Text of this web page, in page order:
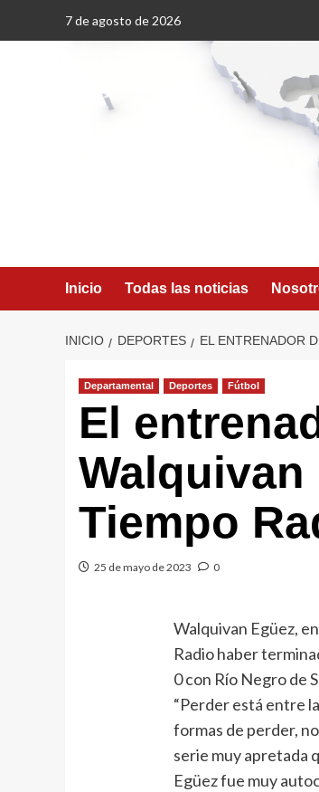
7 de agosto de 2026
Inicio Todas las noticias
INICIO DEPORTES EL ENTRENADOR
Departamental Deportes Fútbol
El
Walquivan
Tiempo
25 de mayo de 2023 0
Walquivan Egüez,
Radio haber
0 con Río Negro de
“Perder está entre
formas de perder,
serie muy apretada
Egüez fue muy